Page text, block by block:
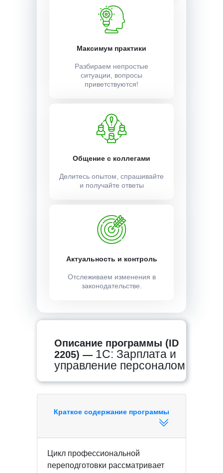
Максимум практики
Разбираем непростые
ситуации, вопросы
приветствуются!
Общение с коллегами
Делитесь опытом, спрашивайте
и получайте ответы
Актуальность и контроль
Отслеживаем изменения в
законодательстве.
Описание программы (ID
2205) — 1С: Зарплата и
управление персоналом
Краткое содержание программы
Цикл профессиональной
переподготовки рассматривает